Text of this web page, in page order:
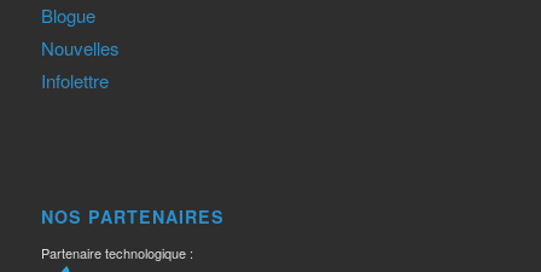
Blogue
Nouvelles
Infolettre
NOS PARTENAIRES
Partenaire technologique :